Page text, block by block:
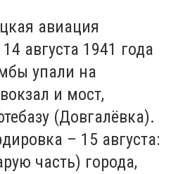
авиация
августа 1941 года
упали на
и мост,
(Довгалёвка).
– 15 августа:
часть) города,